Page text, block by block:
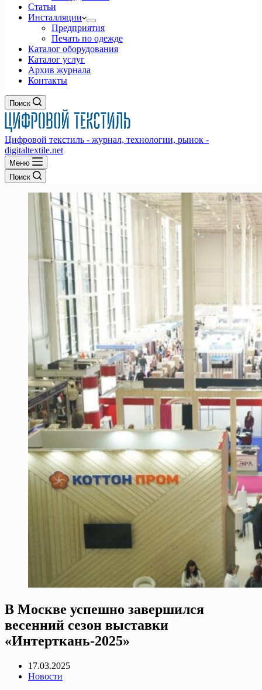
Статьи
Инсталляции
Предприятия
Печать по одежде
Каталог оборудования
Каталог услуг
Архив журнала
Контакты
Поиск
Цифровой текстиль - журнал, технологии, рынок -
digitaltextile.net
Меню
Поиск
В Москве успешно завершился
весенний сезон выставки
«Интерткань-2025»
17.03.2025
Новости